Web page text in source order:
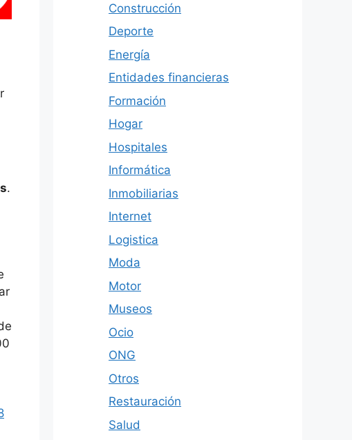
.
Construcción
Deporte
Energía
Entidades financieras
Formación
Hogar
Hospitales
Informática
Inmobiliarias
Internet
Logistica
Moda
Motor
Museos
Ocio
ONG
Otros
Restauración
Salud